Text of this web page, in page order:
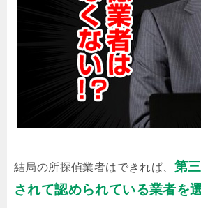
結局の所探偵業者はできれば、 第
されて認められている業者を